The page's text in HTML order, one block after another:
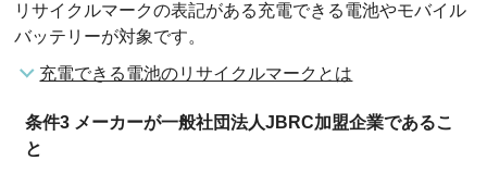
リサイクルマークの表記がある充電できる電池やモバイル
バッテリーが対象です。
充電できる電池のリサイクルマークとは
条件3 メーカーが一般社団法人JBRC加盟企業であるこ
と